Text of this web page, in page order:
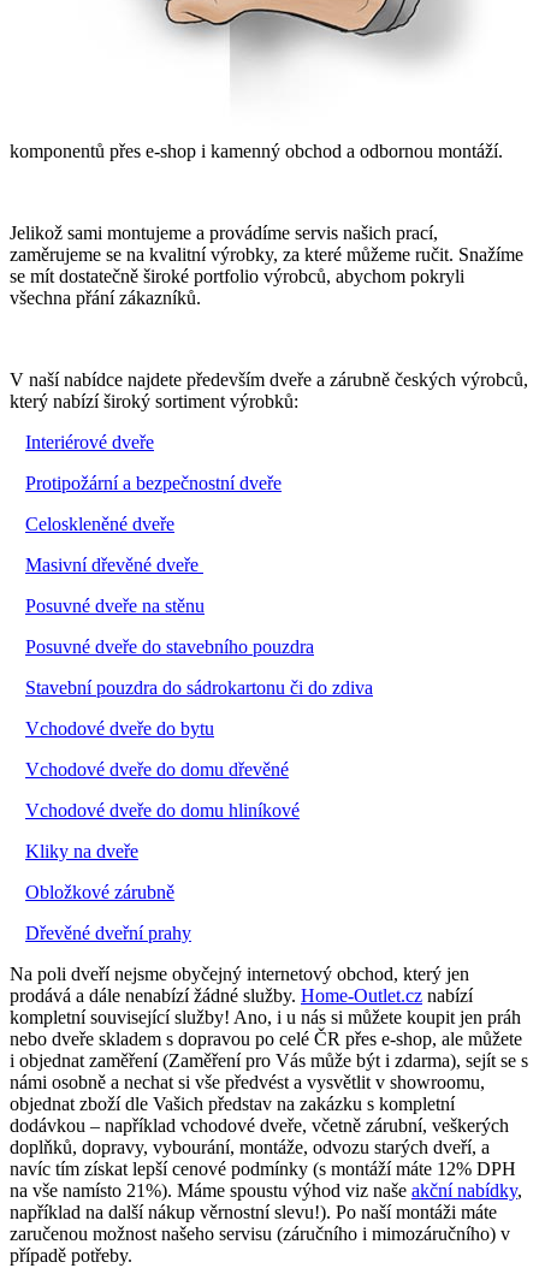
komponentů přes e-shop i kamenný obchod a odbornou montáží.
Jelikož sami montujeme a provádíme servis našich prací,
zaměrujeme se na kvalitní výrobky, za které můžeme ručit. Snažíme
se mít dostatečně široké portfolio výrobců, abychom pokryli
všechna přání zákazníků.
V naší nabídce najdete především dveře a zárubně českých výrobců,
který nabízí široký sortiment výrobků:
Interiérové dveře
Protipožární a bezpečnostní dveře
Celoskleněné dveře
Masivní dřevěné dveře
Posuvné dveře na stěnu
Posuvné dveře do stavebního pouzdra
Stavební pouzdra do sádrokartonu či do zdiva
Vchodové dveře do bytu
Vchodové dveře do domu dřevěné
Vchodové dveře do domu hliníkové
Kliky na dveře
Obložkové zárubně
Dřevěné dveřní prahy
Na poli dveří nejsme obyčejný internetový obchod, který jen
prodává a dále nenabízí žádné služby. Home-Outlet.cz nabízí
kompletní související služby! Ano, i u nás si můžete koupit jen práh
nebo dveře skladem s dopravou po celé ČR přes e-shop, ale můžete
i objednat zaměření (Zaměření pro Vás může být i zdarma), sejít se s
námi osobně a nechat si vše předvést a vysvětlit v showroomu,
objednat zboží dle Vašich představ na zakázku s kompletní
dodávkou – například vchodové dveře, včetně zárubní, veškerých
doplňků, dopravy, vybourání, montáže, odvozu starých dveří, a
navíc tím získat lepší cenové podmínky (s montáží máte 12% DPH
na vše namísto 21%). Máme spoustu výhod viz naše akční nabídky,
například na další nákup věrnostní slevu!). Po naší montáži máte
zaručenou možnost našeho servisu (záručního i mimozáručního) v
případě potřeby.